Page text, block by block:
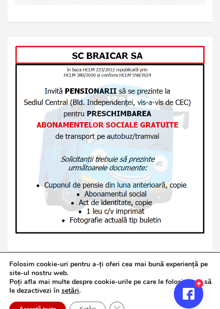
Copyright © 2026Jurnalul de Brăila
Politică de confidențialitate
Theme Horse
Folosim cookie-uri pentru a-ți oferi cea mai bună experiență pe
site-ul nostru web.
Poți afla mai multe despre cookie-urile pe care le folosim sau să
le dezactivezi în setări.
Close GDPR Cookie Banner